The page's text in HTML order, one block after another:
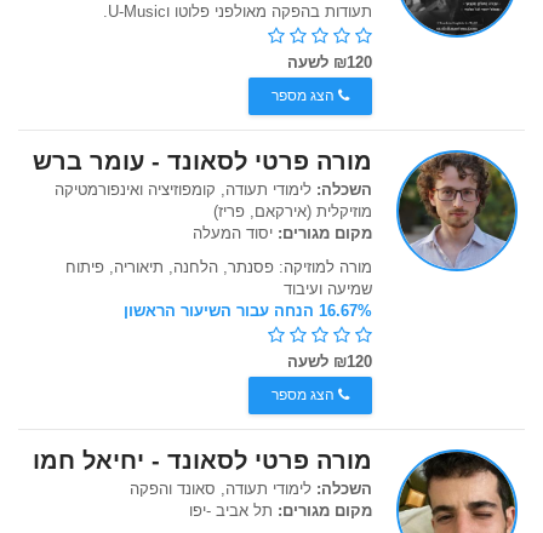
תעודות בהפקה מאולפני פלוטו וU-Music.
₪120 לשעה
הצג מספר
מורה פרטי לסאונד - עומר ברש
השכלה: לימודי תעודה, קומפוזיציה ואינפורמטיקה
מוזיקלית (אירקאם, פריז)
מקום מגורים: יסוד המעלה
מורה למוזיקה: פסנתר, הלחנה, תיאוריה, פיתוח
שמיעה ועיבוד
16.67% הנחה עבור השיעור הראשון
₪120 לשעה
הצג מספר
מורה פרטי לסאונד - יחיאל חמו
השכלה: לימודי תעודה, סאונד והפקה
מקום מגורים: תל אביב -יפו